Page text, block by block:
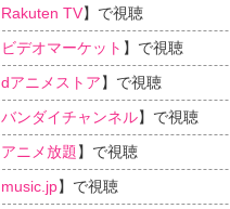
Rakuten TV】で視聴
ビデオマーケット 】で視聴
dアニメストア】で視聴
バンダイチャンネル】で視聴
アニメ放題】で視聴
music.jp】で視聴